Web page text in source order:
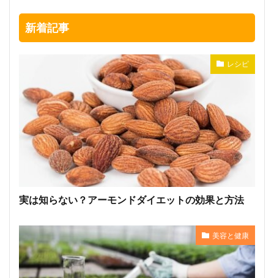
新着記事
レシピ
実は知らない？アーモンドダイエットの効果と方法
美容と健康